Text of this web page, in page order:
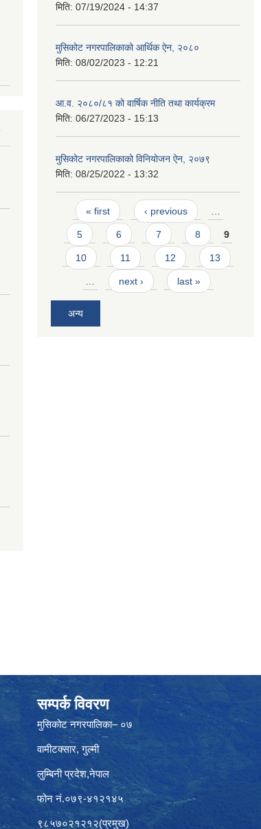
मिति: 07/19/2024 - 14:37
मुसिकोट नगरपालिकाको आर्थिक ऐन, २०८०
मिति: 08/02/2023 - 12:21
आ.व. २०८०/८१ को वार्षिक नीति तथा कार्यक्रम
मिति: 06/27/2023 - 15:13
मुसिकोट नगरपालिकाको विनियोजन ऐन, २०७९
मिति: 08/25/2022 - 13:32
Pages
« first ‹ previous …
5 6 7 8 9
10 11 12 13
… next › last »
अन्य
सम्पर्क विवरण
मुसिकोट नगरपालिका– ०७
वामीटक्सार, गुल्मी
लुम्बिनी प्रदेश,नेपाल
फोन नं.०७९-४१२१४५
९८५७०२१२१२(प्रमुख)